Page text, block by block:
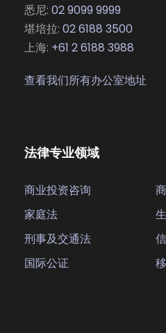
悉尼: 02 9099 9999
堪培拉: 02 6188 3500
上海: +61 2 6188 3988
查看我们所有办公室地址
法律专业领域
商业投资咨询
家庭法
刑事及交通法
国际公证